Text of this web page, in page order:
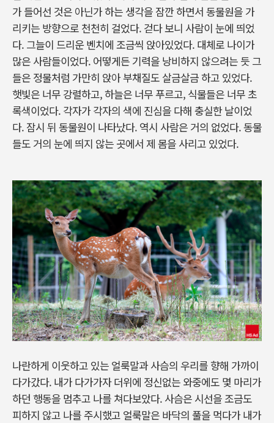
가 들어선 것은 아닌가 하는 생각을 잠깐 하면서 동물원을 가
리키는 방향으로 천천히 걸었다. 걷다 보니 사람이 눈에 띄었
다. 그늘이 드리운 벤치에 조금씩 앉아있었다. 대체로 나이가
많은 사람들이었다. 어떻게든 기력을 낭비하지 않으려는 듯 그
들은 정물처럼 가만히 앉아 부채질도 살금살금 하고 있었다.
햇빛은 너무 강렬하고, 하늘은 너무 푸르고, 식물들은 너무 초
록색이었다. 각자가 각자의 색에 진심을 다해 충실한 날이었
다. 잠시 뒤 동물원이 나타났다. 역시 사람은 거의 없었다. 동물
들도 거의 눈에 띄지 않는 곳에서 제 몸을 사리고 있었다.
나란하게 이웃하고 있는 얼룩말과 사슴의 우리를 향해 가까이
다가갔다. 내가 다가가자 더위에 정신없는 와중에도 몇 마리가
하던 행동을 멈추고 나를 쳐다보았다. 사슴은 시선을 조금도
피하지 않고 나를 주시했고 얼룩말은 바닥의 풀을 먹다가 내가